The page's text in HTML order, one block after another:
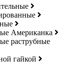
Американка
раструбные
гайкой